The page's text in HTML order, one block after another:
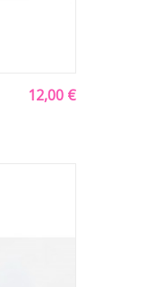
12,00 €